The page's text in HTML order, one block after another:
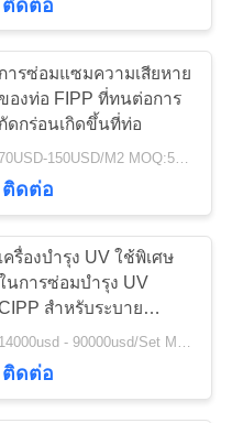
มร้อน
80
ติดต่อ
การซ่อมแซมความเสียหาย
องท่อ FIPP ที่ทนต่อการ
กัดกร่อนเกิดขึ้นที่ท่อ
70USD-150USD/M2 MOQ:50 ตร.ม
ติดต่อ
เครื่องบํารุง UV ใช้พิเศษ
นการซ่อมบํารุง UV
สําหรับระบาย
น้ําอําเภอ
14000usd - 90000usd/Set MOQ:1 ชุด
ติดต่อ